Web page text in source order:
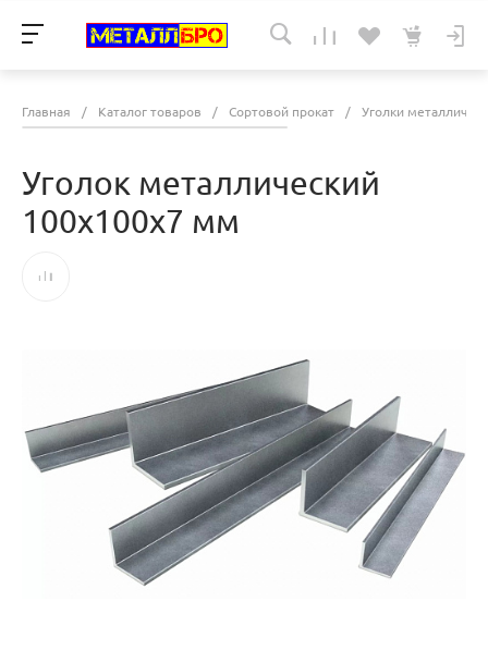
Главная / Каталог товаров / Сортовой прокат / Уголки
Уголок металлический
100х100х7 мм